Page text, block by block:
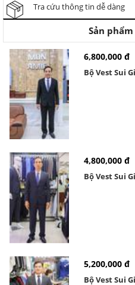
Tra cứu thông tin dễ dàng
Sản
6,800,000 đ
Bộ Vest Sui
4,800,000 đ
Bộ Vest Sui
5,200,000 đ
Bộ Vest Sui